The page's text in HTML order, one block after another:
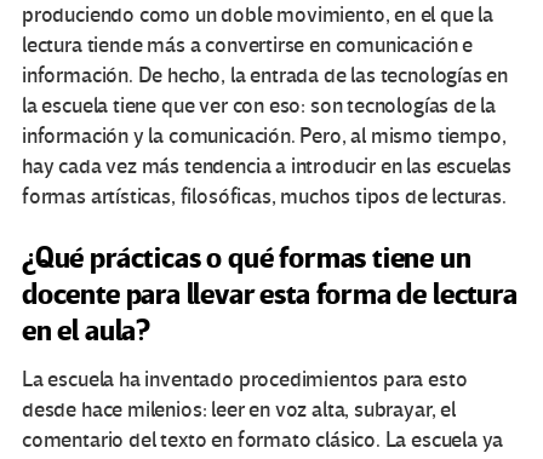
produciendo como un doble movimiento, en el que la
lectura tiende más a convertirse en comunicación e
información. De hecho, la entrada de las tecnologías en
la escuela tiene que ver con eso: son tecnologías de la
información y la comunicación. Pero, al mismo tiempo,
hay cada vez más tendencia a introducir en las escuelas
formas artísticas, filosóficas, muchos tipos de lecturas.
¿Qué prácticas o qué formas tiene un
docente para llevar esta forma de lectura
en el aula?
La escuela ha inventado procedimientos para esto
desde hace milenios: leer en voz alta, subrayar, el
comentario del texto en formato clásico. La escuela ya